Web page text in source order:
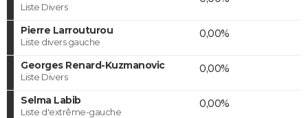
Liste Divers
Pierre Larrouturou
Liste divers gauche
0,00%
Georges Renard-Kuzmanovic
Liste Divers
0,00%
Selma Labib
Liste d'extrême-gauche
0,00%